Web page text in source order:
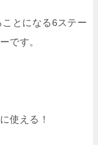
ことになる6ステー
です。
使える！